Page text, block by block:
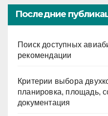
Последние
Поиск доступных
рекомендации
Критерии выбора
планировка, площадь,
документация